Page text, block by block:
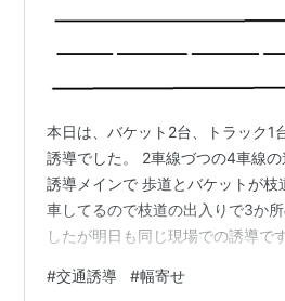
本日は、バケット2台、トラック1
誘導でした。 2車線づつの4車線
誘導メインで 歩道とバケットが
車してるので枝道の出入りで3か
したが明日も同じ現場での誘導で
ながら決まってたりします。 明日
#交通誘導 #幅寄せ